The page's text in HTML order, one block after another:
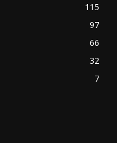
115
97
66
32
7